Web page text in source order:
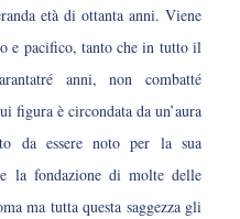
età di ottanta anni. Viene
e pacifico, tanto che in tutto il
anni, non combatté
figura è circondata da un’aura
da essere noto per la sua
la fondazione di molte delle
ma tutta questa saggezza gli